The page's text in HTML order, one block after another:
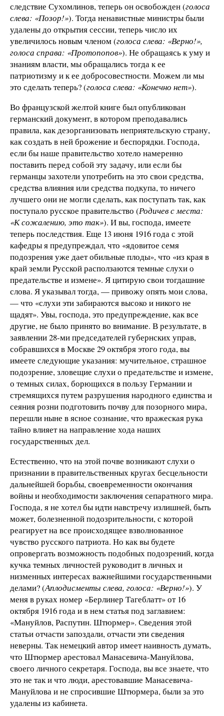
следствие Сухомлинов, теперь он освобожден (голоса
слева: «Позор!»). Тогда ненавистные министры были
удалены до открытия сессии, теперь число их
увеличилось новым членом (голоса слева: «Верно!»,
голоса справа: «Протопопов»). Не обращаясь к уму и
знаниям власти, мы обращались тогда к ее
патриотизму и к ее добросовестности. Можем ли мы
это сделать теперь? (голоса слева: «Конечно нет»).
Во французской желтой книге был опубликован
германский документ, в котором преподавались
правила, как дезорганизовать неприятельскую страну,
как создать в ней брожение и беспорядки. Господа,
если бы наше правительство хотело намеренно
поставить перед собой эту задачу, или если бы
германцы захотели употребить на это свои средства,
средства влияния или средства подкупа, то ничего
лучшего они не могли сделать, как поступать так, как
поступало русское правительство (Родичев с места:
«К сожалению, это так»). И вы, господа, имеете
теперь последствия. Еще 13 июня 1916 года с этой
кафедры я предупреждал, что «ядовитое семя
подозрения уже дает обильные плоды», что «из края в
край земли Русской расползаются темные слухи о
предательстве и измене». Я цитирую свои тогдашние
слова. Я указывал тогда, — привожу опять мои слова,
— что «слухи эти забираются высоко и никого не
щадят». Увы, господа, это предупреждение, как все
другие, не было принято во внимание. В результате, в
заявлении 28-ми председателей губернских управ,
собравшихся в Москве 29 октября этого года, вы
имеете следующие указания: мучительное, страшное
подозрение, зловещие слухи о предательстве и измене,
о темных силах, борющихся в пользу Германии и
стремящихся путем разрушения народного единства и
сеяния розни подготовить почву для позорного мира,
перешли ныне в ясное сознание, что вражеская рука
тайно влияет на направление хода наших
государственных дел.
Естественно, что на этой почве возникают слухи о
признании в правительственных кругах бесцельности
дальнейшей борьбы, своевременности окончания
войны и необходимости заключения сепаратного мира.
Господа, я не хотел бы идти навстречу излишней, быть
может, болезненной подозрительности, с которой
реагирует на все происходящее взволнованное
чувство русского патриота. Но как вы будете
опровергать возможность подобных подозрений, когда
кучка темных личностей руководит в личных и
низменных интересах важнейшими государственными
делами? (Аплодисменты слева, голоса: «Верно!»). У
меня в руках номер «Берлинер Тагеблатт» от 16
октября 1916 года и в нем статья под заглавием:
«Мануйлов, Распутин. Штюрмер». Сведения этой
статьи отчасти запоздали, отчасти эти сведения
неверны. Так немецкий автор имеет наивность думать,
что Штюрмер арестовал Манасевича-Мануйлова,
своего личного секретаря. Господа, вы все знаете, что
это не так и что люди, арестовавшие Манасевича-
Мануйлова и не спросившие Штюрмера, были за это
удалены из кабинета.